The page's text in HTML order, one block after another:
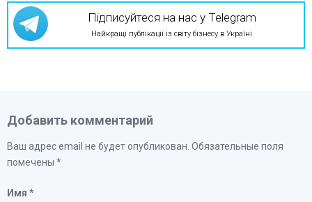
Підписуйтеся на нас у Telegram
Найкращі публікації із світу бізнесу в Україні
Добавить комментарий
Ваш адрес email не будет опубликован. Обязательные поля
помечены *
Имя *